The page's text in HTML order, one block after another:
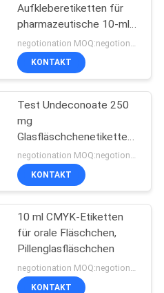
Aufkleberetiketten für
pharmazeutische 10-ml-
Fläschchen
KONTAKT
Test Undeconoate 250
mg
Glasfläschchenetiketten
mit goldgeprägtem Logonegotionation MOQ:negotionation
KONTAKT
10 ml CMYK-Etiketten
für orale Fläschchen,
Pillenglasfläschchen
negotionation MOQ:negotionation
KONTAKT